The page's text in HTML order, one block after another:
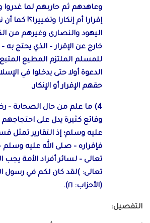
وعاهدهم ثم حاربهم لما
إقرارا أم إنكارا وتغييرا؟! كما
اليهود والنصارى وغيرهم من
خارج عن الإقرار – الذي يحتج
للمسلم الملتزم المطيع
الدعوة أولا حتى يدخلوا في
حقهم الإقرار أو الإنكار.
4) ما علم من حال الصحابة –
وقائع كثيرة يدل على احتجاجهم
عليه وسلم؛ إذ التقارير تمثل
فإقراره – صلى الله عليه وسلم
تعالى – لسائر أفراد الأمة يجب
تعالى: )لقد كان لكم في رسول
(الأحزاب: ٢١).
التفصيل: